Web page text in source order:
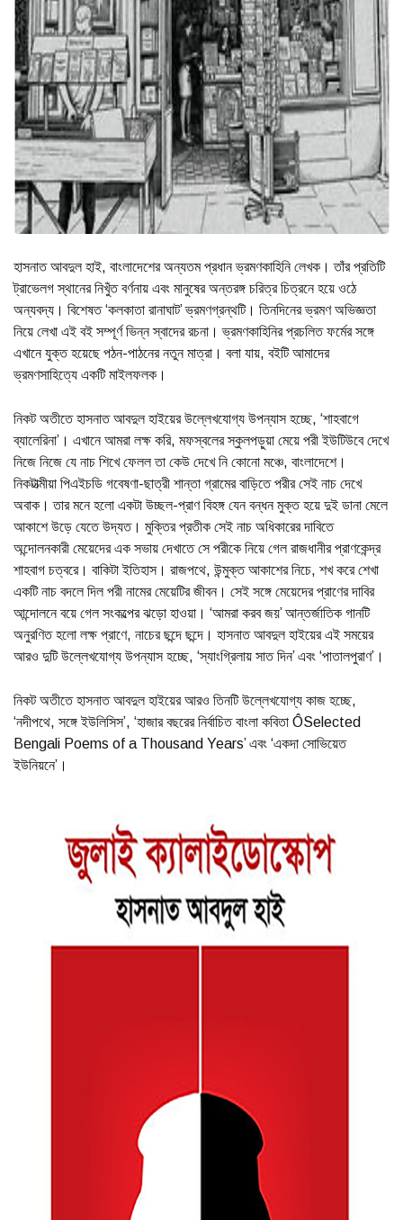
হাসনাত আবদুল হাই, বাংলাদেশের অন্যতম প্রধান ভ্রমণকাহিনি লেখক। তাঁর প্রতিটি
ট্রাভেলগ স্থানের নিখুঁত বর্ণনায় এবং মানুষের অন্তরঙ্গ চরিত্র চিত্রনে হয়ে ওঠে
অন্যবদ্য। বিশেষত ‘কলকাতা রানাঘাট’ ভ্রমণগ্রন্থটি। তিনদিনের ভ্রমণ অভিজ্ঞতা
নিয়ে লেখা এই বই সম্পূর্ণ ভিন্ন স্বাদের রচনা। ভ্রমণকাহিনির প্রচলিত ফর্মের সঙ্গে
এখানে যুক্ত হয়েছে পঠন-পাঠনের নতুন মাত্রা। বলা যায়, বইটি আমাদের
ভ্রমণসাহিত্যে একটি মাইলফলক।
নিকট অতীতে হাসনাত আবদুল হাইয়ের উল্লেখযোগ্য উপন্যাস হচ্ছে, ‘শাহবাগে
ব্যালেরিনা’। এখানে আমরা লক্ষ করি, মফস্বলের স্কুলপড়ুয়া মেয়ে পরী ইউটিউবে দেখে
নিজে নিজে যে নাচ শিখে ফেলল তা কেউ দেখে নি কোনো মঞ্চে, বাংলাদেশে।
নিকটাত্মীয়া পিএইচডি গবেষণা-ছাত্রী শান্তা গ্রামের বাড়িতে পরীর সেই নাচ দেখে
অবাক। তার মনে হলো একটা উচ্ছল-প্রাণ বিহঙ্গ যেন বন্ধন মুক্ত হয়ে দুই ডানা মেলে
আকাশে উড়ে যেতে উদ্যত। মুক্তির প্রতীক সেই নাচ অধিকারের দাবিতে
অন্দোলনকারী মেয়েদের এক সভায় দেখাতে সে পরীকে নিয়ে গেল রাজধানীর প্রাণকেন্দ্র
শাহবাগ চত্বরে। বাকিটা ইতিহাস। রাজপথে, উন্মুক্ত আকাশের নিচে, শখ করে শেখা
একটি নাচ বদলে দিল পরী নামের মেয়েটির জীবন। সেই সঙ্গে মেয়েদের প্রাণের দাবির
আন্দোলনে বয়ে গেল সংকল্পের ঝড়ো হাওয়া। ‘আমরা করব জয়’ আন্তর্জাতিক গানটি
অনুরণিত হলো লক্ষ প্রাণে, নাচের ছন্দে ছন্দে। হাসনাত আবদুল হাইয়ের এই সময়ের
আরও দুটি উল্লেখযোগ্য উপন্যাস হচ্ছে, ‘স্যাংগ্রিলায় সাত দিন’ এবং ‘পাতালপুরাণ’।
নিকট অতীতে হাসনাত আবদুল হাইয়ের আরও তিনটি উল্লেখযোগ্য কাজ হচ্ছে,
‘নদীপথে, সঙ্গে ইউলিসিস’, ‘হাজার বছরের নির্বাচিত বাংলা কবিতা ÔSelected
Bengali Poems of a Thousand Years’ এবং ‘একদা সোভিয়েত
ইউনিয়নে’।